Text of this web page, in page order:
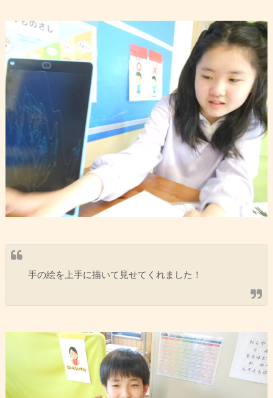
手の絵を上手に描いて見せてくれました！